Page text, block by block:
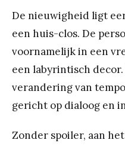
De nieuwigheid ligt
een huis-clos. De
voornamelijk in een
een labyrintisch
verandering van
gericht op dialoog en
Zonder spoiler, aan